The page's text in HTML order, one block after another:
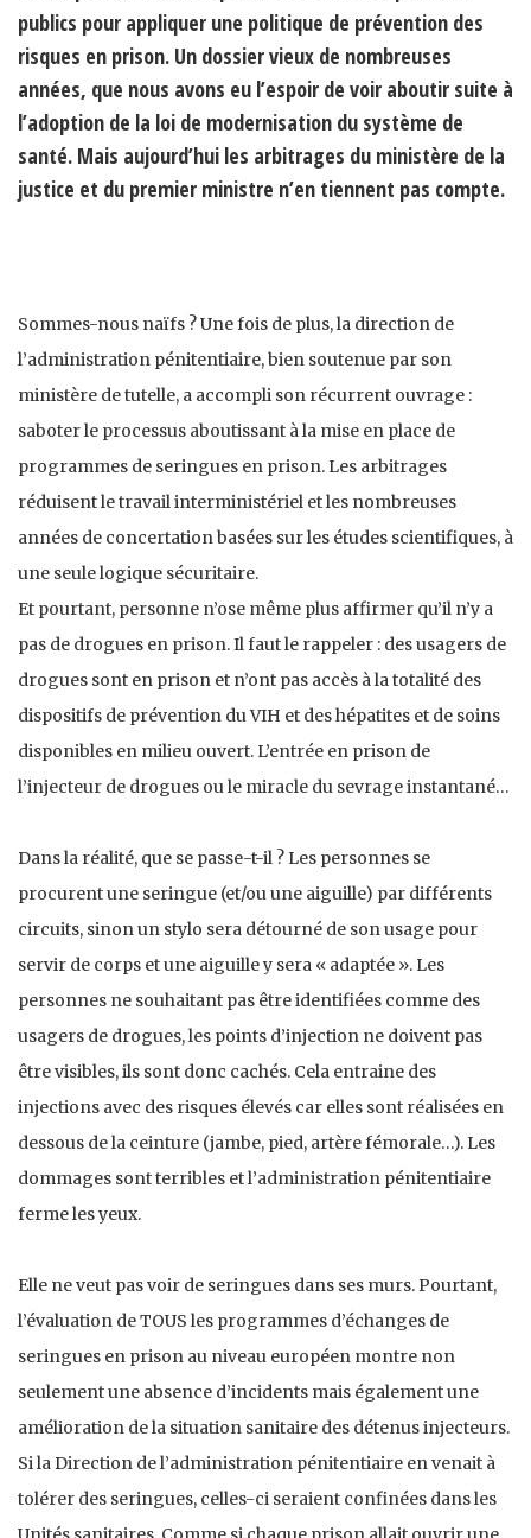
publics pour appliquer une politique de prévention des
risques en prison. Un dossier vieux de nombreuses
années, que nous avons eu l’espoir de voir aboutir suite à
l’adoption de la loi de modernisation du système de
santé. Mais aujourd’hui les arbitrages du ministère de la
justice et du premier ministre n’en tiennent pas compte.
Sommes-nous naïfs ? Une fois de plus, la direction de
l’administration pénitentiaire, bien soutenue par son
ministère de tutelle, a accompli son récurrent ouvrage :
saboter le processus aboutissant à la mise en place de
programmes de seringues en prison. Les arbitrages
réduisent le travail interministériel et les nombreuses
années de concertation basées sur les études scientifiques, à
une seule logique sécuritaire.
Et pourtant, personne n’ose même plus affirmer qu’il n’y a
pas de drogues en prison. Il faut le rappeler : des usagers de
drogues sont en prison et n’ont pas accès à la totalité des
dispositifs de prévention du VIH et des hépatites et de soins
disponibles en milieu ouvert. L’entrée en prison de
l’injecteur de drogues ou le miracle du sevrage instantané…
Dans la réalité, que se passe-t-il ? Les personnes se
procurent une seringue (et/ou une aiguille) par différents
circuits, sinon un stylo sera détourné de son usage pour
servir de corps et une aiguille y sera « adaptée ». Les
personnes ne souhaitant pas être identifiées comme des
usagers de drogues, les points d’injection ne doivent pas
être visibles, ils sont donc cachés. Cela entraine des
injections avec des risques élevés car elles sont réalisées en
dessous de la ceinture (jambe, pied, artère fémorale…). Les
dommages sont terribles et l’administration pénitentiaire
ferme les yeux.
Elle ne veut pas voir de seringues dans ses murs. Pourtant,
l’évaluation de TOUS les programmes d’échanges de
seringues en prison au niveau européen montre non
seulement une absence d’incidents mais également une
amélioration de la situation sanitaire des détenus injecteurs.
Si la Direction de l’administration pénitentiaire en venait à
tolérer des seringues, celles-ci seraient confinées dans les